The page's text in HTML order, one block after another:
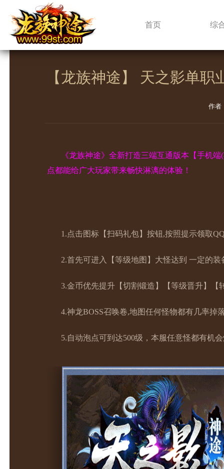
首页 综
新闻中心
【龙族神途】 天之影单
作者
《龙族神途》全新打造三端互通版本【手机
点都能给广大玩家带来畅快淋漓的体验！
1.点击图标【扫码礼包】按钮,按照提示领取
2.首先可进入【等级地图】大怪达到 一定的
3.金币优先提升【切割锻造】【等级晋升】【
4.神龙BOSS召唤卷,地图任何怪物都有几率掉
5.自动泡点可到达500级，本服任意怪都有机